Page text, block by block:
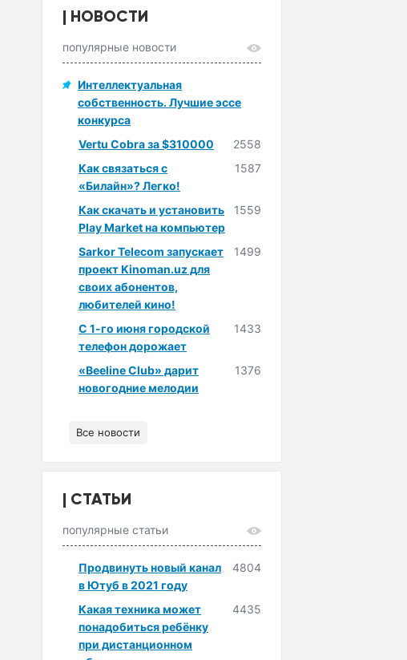
НОВОСТИ
популярные новости
Интеллектуальная
собственность. Лучшие эссе
конкурса
Vertu Cobra за $310000
2558
Как связаться с
«Билайн»? Легко!
1587
Как скачать и установить
Play Market на компьютер
1559
Sarkor Telecom запускает
проект Kinoman.uz для
своих абонентов,
любителей кино!
1499
С 1-го июня городской
телефон дорожает
1433
«Beeline Club» дарит
новогодние мелодии
1376
Все новости
СТАТЬИ
популярные статьи
Продвинуть новый канал
в Ютуб в 2021 году
4804
Какая техника может
понадобиться ребёнку
при дистанционном
4435